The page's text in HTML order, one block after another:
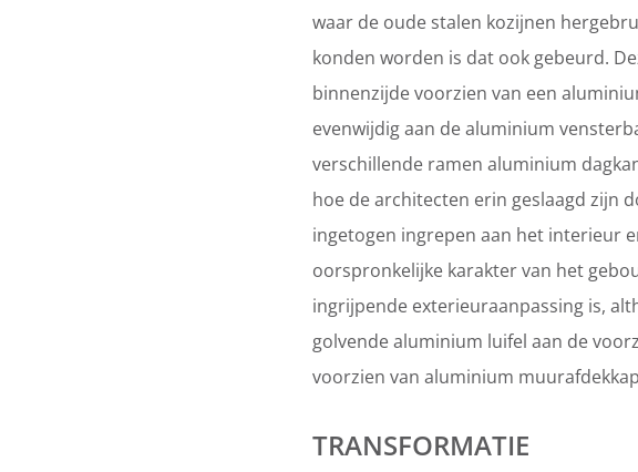
waar de oude stalen kozijnen
konden worden is dat ook gebeurd.
binnenzijde voorzien van een
evenwijdig aan de aluminium
verschillende ramen aluminium
hoe de architecten erin geslaagd zijn
ingetogen ingrepen aan het interieur
oorspronkelijke karakter van het
ingrijpende exterieuraanpassing is,
golvende aluminium luifel aan de
voorzien van aluminium
TRANSFORMATIE